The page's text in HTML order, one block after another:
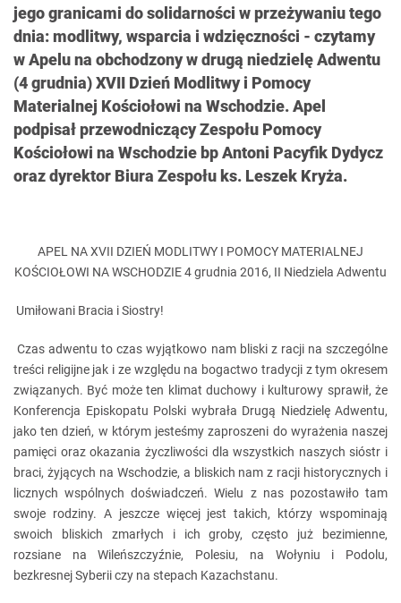
jego granicami do solidarności w przeżywaniu tego
dnia: modlitwy, wsparcia i wdzięczności - czytamy
w Apelu na obchodzony w drugą niedzielę Adwentu
(4 grudnia) XVII Dzień Modlitwy i Pomocy
Materialnej Kościołowi na Wschodzie. Apel
podpisał przewodniczący Zespołu Pomocy
Kościołowi na Wschodzie bp Antoni Pacyfik Dydycz
oraz dyrektor Biura Zespołu ks. Leszek Kryża.
APEL NA XVII DZIEŃ MODLITWY I POMOCY MATERIALNEJ
KOŚCIOŁOWI NA WSCHODZIE 4 grudnia 2016, II Niedziela Adwentu
Umiłowani Bracia i Siostry!
Czas adwentu to czas wyjątkowo nam bliski z racji na szczególne
treści religijne jak i ze względu na bogactwo tradycji z tym okresem
związanych. Być może ten klimat duchowy i kulturowy sprawił, że
Konferencja Episkopatu Polski wybrała Drugą Niedzielę Adwentu,
jako ten dzień, w którym jesteśmy zaproszeni do wyrażenia naszej
pamięci oraz okazania życzliwości dla wszystkich naszych sióstr i
braci, żyjących na Wschodzie, a bliskich nam z racji historycznych i
licznych wspólnych doświadczeń. Wielu z nas pozostawiło tam
swoje rodziny. A jeszcze więcej jest takich, którzy wspominają
swoich bliskich zmarłych i ich groby, często już bezimienne,
rozsiane na Wileńszczyźnie, Polesiu, na Wołyniu i Podolu,
bezkresnej Syberii czy na stepach Kazachstanu.